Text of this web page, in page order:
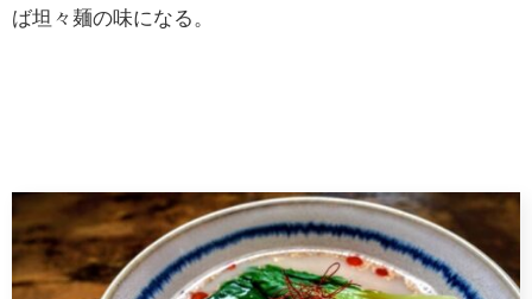
ば坦々麺の味になる。